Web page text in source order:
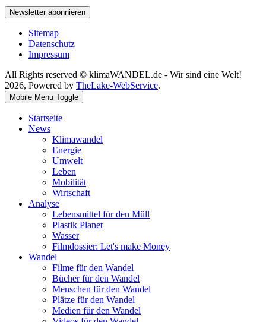
Newsletter abonnieren
Sitemap
Datenschutz
Impressum
All Rights reserved © klimaWANDEL.de - Wir sind eine Welt!
2026, Powered by TheLake-WebService.
Mobile Menu Toggle
Startseite
News
Klimawandel
Energie
Umwelt
Leben
Mobilität
Wirtschaft
Analyse
Lebensmittel für den Müll
Plastik Planet
Wasser
Filmdossier: Let's make Money
Wandel
Filme für den Wandel
Bücher für den Wandel
Menschen für den Wandel
Plätze für den Wandel
Medien für den Wandel